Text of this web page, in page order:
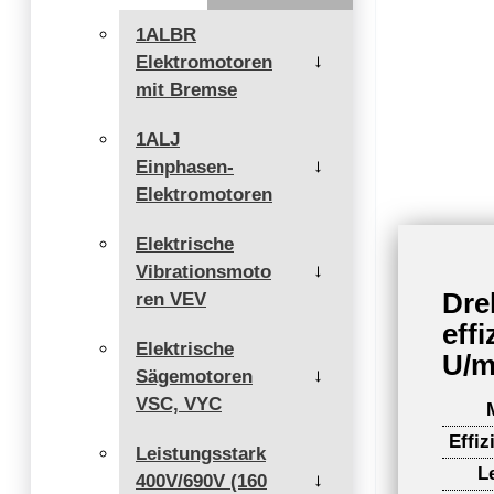
1ALBR
Elektromotoren
mit Bremse
→
1ALJ
Einphasen-
Elektromotoren
→
Elektrische
Vibrationsmoto
ren VEV
→
Elektrische
Sägemotoren
VSC, VYC
→
Leistungsstark
400V/690V (160
→
U/